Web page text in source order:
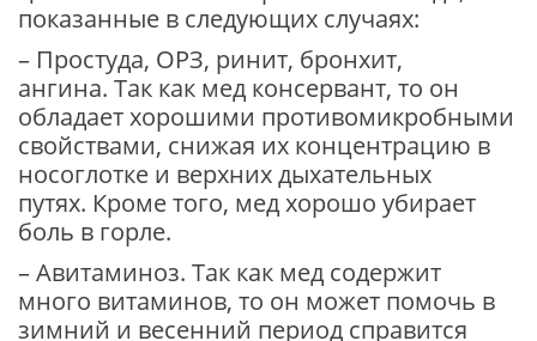
показанные в следующих случаях:
– Простуда, ОРЗ, ринит, бронхит,
ангина. Так как мед консервант, то он
обладает хорошими противомикробными
свойствами, снижая их концентрацию в
носоглотке и верхних дыхательных
путях. Кроме того, мед хорошо убирает
боль в горле.
– Авитаминоз. Так как мед содержит
много витаминов, то он может помочь в
зимний и весенний период справится